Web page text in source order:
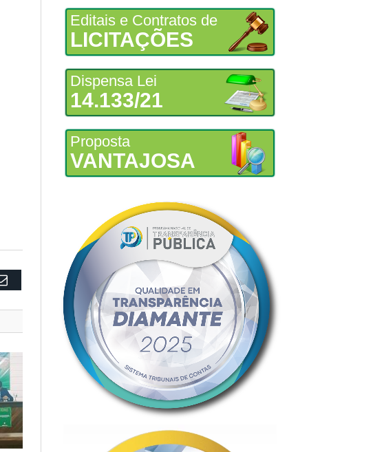
Email
Editais e Contratos de
LICITAÇÕES
Dispensa Lei
14.133/21
Proposta
VANTAJOSA